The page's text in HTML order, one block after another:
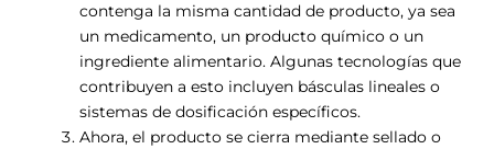
contenga la misma cantidad de producto, ya sea
un medicamento, un producto químico o un
ingrediente alimentario. Algunas tecnologías que
contribuyen a esto incluyen básculas lineales o
sistemas de dosificación específicos.
Ahora, el producto se cierra mediante sellado o